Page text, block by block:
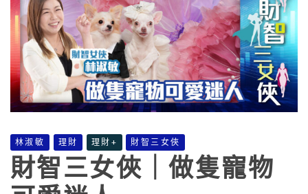
林淑敏 理財 理財+ 財智三女俠
財智三女俠｜做隻寵物